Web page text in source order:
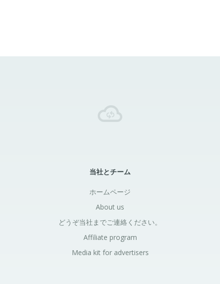
当社とチーム
ホームページ
About us
どうぞ当社までご連絡ください。
Affiliate program
Media kit for advertisers